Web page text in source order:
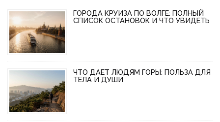
ГОРОДА КРУИЗА ПО ВОЛГЕ: ПОЛНЫЙ
СПИСОК ОСТАНОВОК И ЧТО УВИДЕТЬ
ЧТО ДАЕТ ЛЮДЯМ ГОРЫ: ПОЛЬЗА ДЛЯ
ТЕЛА И ДУШИ